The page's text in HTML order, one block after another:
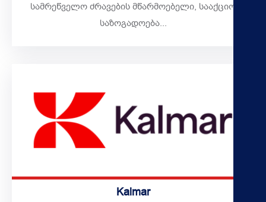
სამრეწველო ძრავების მწარმოებელი, სააქციო
საზოგადოება...
Kalmar